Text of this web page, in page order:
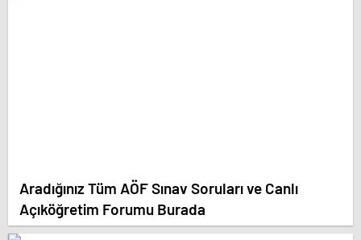
Aradığınız Tüm AÖF Sınav Soruları ve Canlı
Açıköğretim Forumu Burada